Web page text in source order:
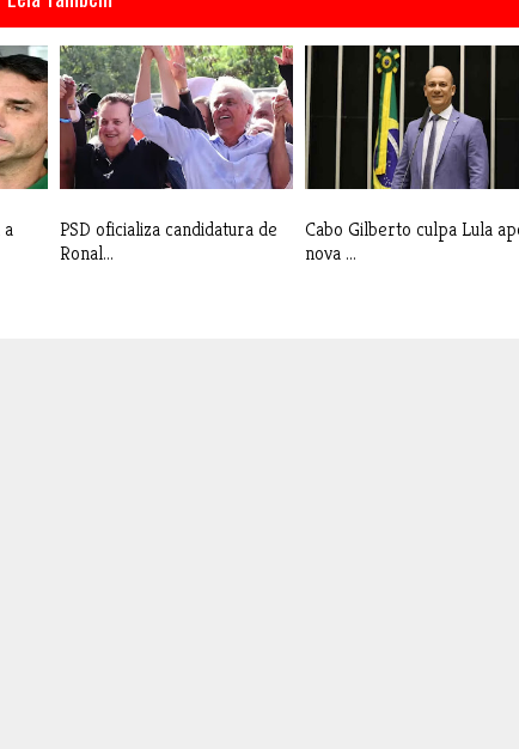
PSD oficializa candidatura de
Ronal...
Cabo Gilberto culpa Lula
nova ...